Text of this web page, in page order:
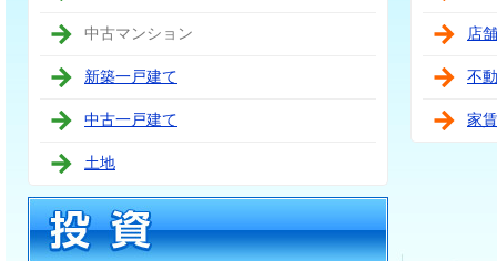
中古マンション
新築一戸建て
中古一戸建て
土地
店
不
家